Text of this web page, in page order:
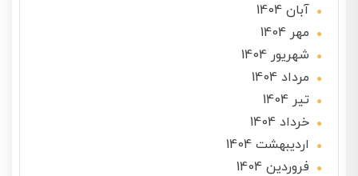
آبان 1404
مهر 1404
شهریور 1404
مرداد 1404
تير 1404
خرداد 1404
ارديبهشت 1404
فروردین 1404